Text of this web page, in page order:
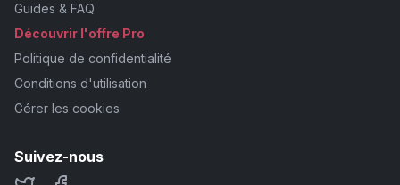
Guides & FAQ
Découvrir l'offre Pro
Politique de confidentialité
Conditions d'utilisation
Gérer les cookies
Suivez-nous